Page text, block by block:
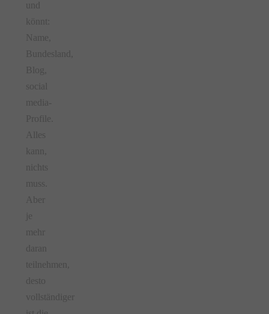
und
könnt:
Name,
Bundesland,
Blog,
social
media-
Profile.
Alles
kann,
nichts
muss.
Aber
je
mehr
daran
teilnehmen,
desto
vollständiger